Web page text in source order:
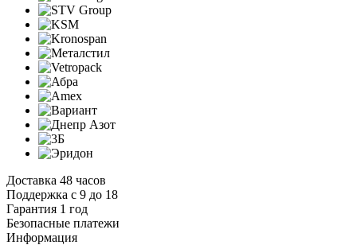
Доставка 48 часов
Поддержка с 9 до 18
Гарантия 1 год
Безопасные платежи
Информация